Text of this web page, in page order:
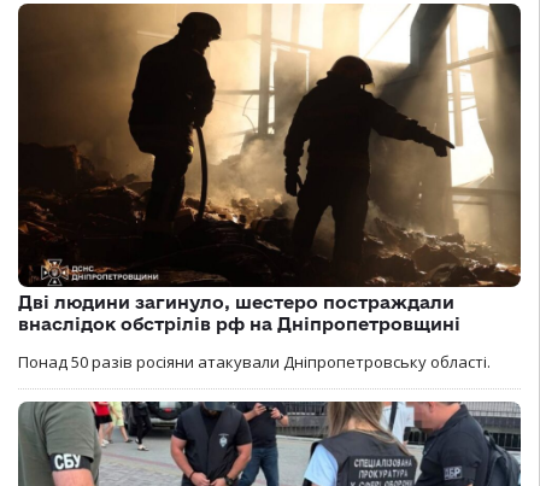
Дві людини загинуло, шестеро постраждали
внаслідок обстрілів рф на Дніпропетровщині
Понад 50 разів росіяни атакували Дніпропетровську області.